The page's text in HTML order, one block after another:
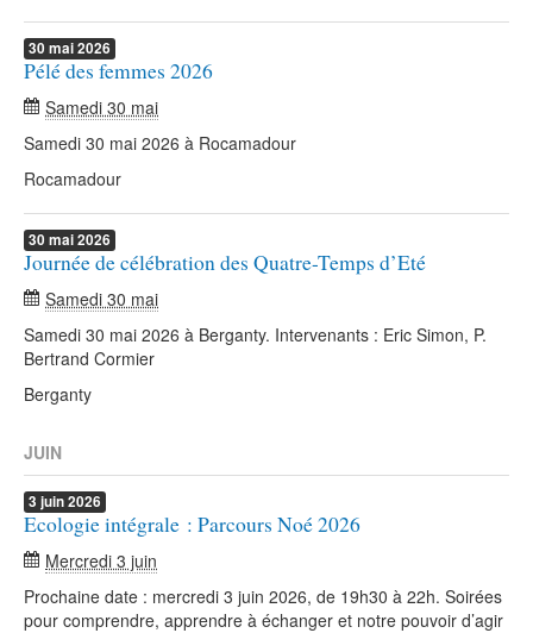
30 mai2026
Pélé des femmes 2026
Samedi 30 mai
Samedi 30 mai 2026 à Rocamadour
Rocamadour
30 mai2026
Journée de célébration des Quatre-Temps d’Eté
Samedi 30 mai
Samedi 30 mai 2026 à Berganty. Intervenants : Eric Simon, P.
Bertrand Cormier
Berganty
JUIN
3 juin2026
Ecologie intégrale : Parcours Noé 2026
Mercredi 3 juin
Prochaine date : mercredi 3 juin 2026, de 19h30 à 22h. Soirées
pour comprendre, apprendre à échanger et notre pouvoir d’agir